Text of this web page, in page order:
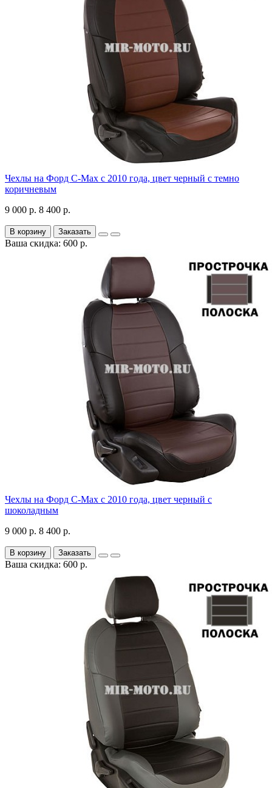
Чехлы на Форд C-Max с 2010 года, цвет черный с темно
коричневым
9 000 р. 8 400 р.
В корзину Заказать
Ваша скидка: 600 р.
Чехлы на Форд C-Max с 2010 года, цвет черный с
шоколадным
9 000 р. 8 400 р.
В корзину Заказать
Ваша скидка: 600 р.